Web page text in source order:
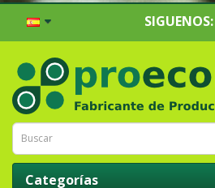
SIGUENOS:
Categorías